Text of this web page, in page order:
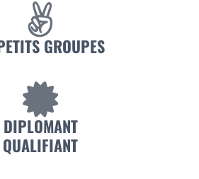
GROUPES
DIPLOMANT
QUALIFIANT